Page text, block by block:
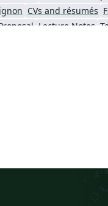
CVs and résumés
Lecture Notes